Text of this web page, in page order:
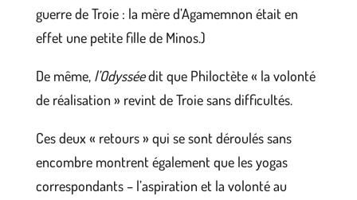
guerre de Troie : la mère d’Agamemnon était en
effet une petite fille de Minos.)
De même, l’Odysséedit que Philoctète « la volonté
de réalisation » revint de Troie sans difficultés.
Ces deux « retours » qui se sont déroulés sans
encombre montrent également que les yogas
correspondants – l’aspiration et la volonté au